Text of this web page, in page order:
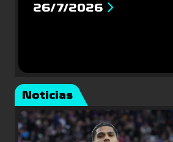
26/7/2026
Noticias